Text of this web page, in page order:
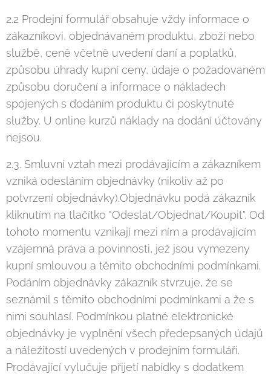
2.2 Prodejní formulář obsahuje vždy informace o
zákazníkovi, objednávaném produktu, zboží nebo
službě, ceně včetně uvedení daní a poplatků,
způsobu úhrady kupní ceny, údaje o požadovaném
způsobu doručení a informace o nákladech
spojených s dodáním produktu či poskytnuté
služby. U online kurzů náklady na dodání účtovány
nejsou.
2.3. Smluvní vztah mezi prodávajícím a zákazníkem
vzniká odesláním objednávky (nikoliv až po
potvrzení objednávky).Objednávku podá zákazník
kliknutím na tlačítko "Odeslat/Objednat/Koupit". Od
tohoto momentu vznikají mezi ním a prodávajícím
vzájemná práva a povinnosti, jež jsou vymezeny
kupní smlouvou a těmito obchodními podmínkami.
Podáním objednávky zákazník stvrzuje, že se
seznámil s těmito obchodními podmínkami a že s
nimi souhlasí. Podmínkou platné elektronické
objednávky je vyplnění všech předepsaných údajů
a náležitostí uvedených v prodejním formuláři.
Prodávající vylučuje přijetí nabídky s dodatkem